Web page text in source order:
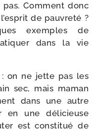
pas. Comment donc
de pau­vre­té ?
exemples de
dans la vie
on ne jette pas les
sec, mais maman
dans une autre
en une déli­cieuse
est consti­tué de